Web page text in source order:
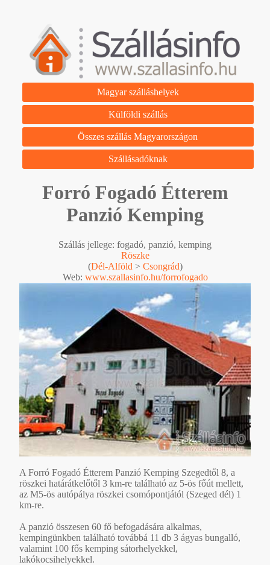
Magyar szálláshelyek
Külföldi szállás
Összes szállás Magyarországon
Szállásadóknak
Forró Fogadó Étterem
Panzió Kemping
Szállás jellege: fogadó, panzió, kemping
Röszke
(Dél-Alföld > Csongrád)
Web: www.szallasinfo.hu/forrofogado
A Forró Fogadó Étterem Panzió Kemping Szegedtől 8, a
röszkei határátkelőtől 3 km-re található az 5-ös főút mellett,
az M5-ös autópálya röszkei csomópontjától (Szeged dél) 1
km-re.
A panzió összesen 60 fő befogadására alkalmas,
kempingünkben található továbbá 11 db 3 ágyas bungalló,
valamint 100 fős kemping sátorhelyekkel,
lakókocsihelyekkel.